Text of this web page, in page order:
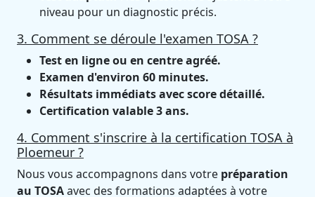
niveau pour un diagnostic précis.
3. Comment se déroule l'examen TOSA ?
Test en ligne ou en centre agréé.
Examen d'environ 60 minutes.
Résultats immédiats avec score détaillé.
Certification valable 3 ans.
4. Comment s'inscrire à la certification TOSA à
Ploemeur ?
Nous vous accompagnons dans votre préparation
au TOSAavec des formations adaptées à votre